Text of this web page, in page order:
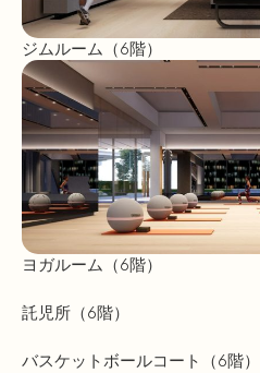
ジムルーム（6階）
ヨガルーム（6階）
託児所（6階）
バスケットボールコート（6階）